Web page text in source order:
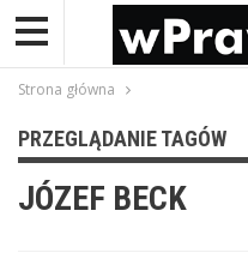
Strona główna
PRZEGLĄDANIE TAGÓW
JÓZEF BECK